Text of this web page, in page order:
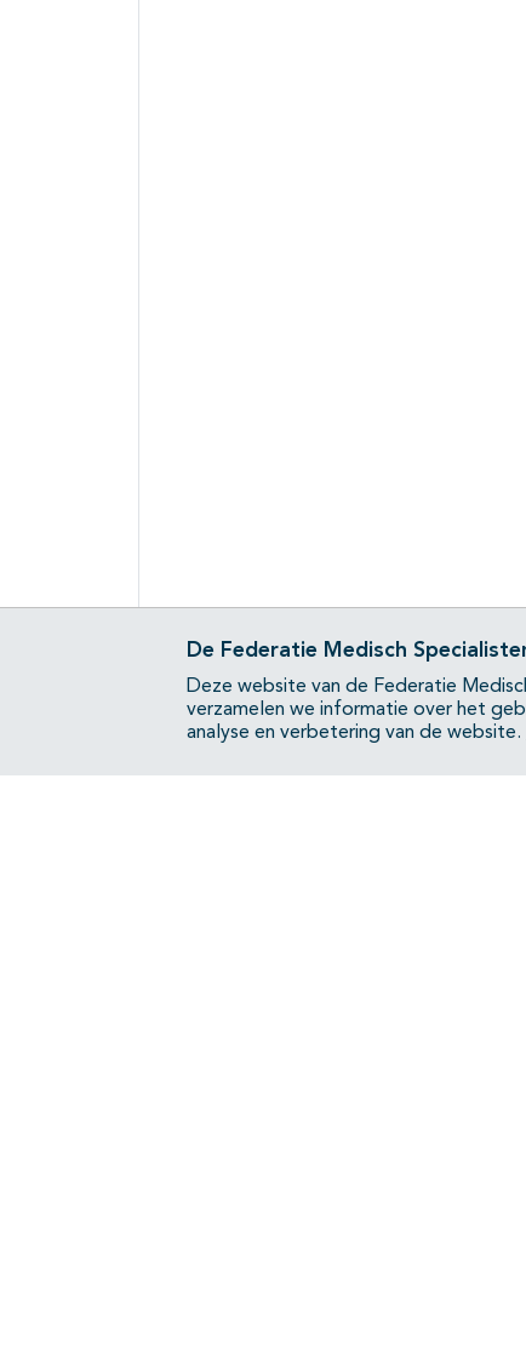
De Federatie Medisch
Deze website van de Federatie
verzamelen we informatie over het
analyse en verbetering van de website.